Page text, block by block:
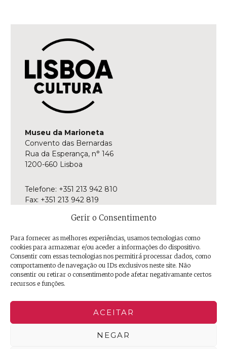
Gerir o Consentimento
Para fornecer as melhores experiências, usamos tecnologias como
cookies para armazenar e/ou aceder a informações do dispositivo.
Consentir com essas tecnologias nos permitirá processar dados, como
comportamento de navegação ou IDs exclusivos neste site. Não
consentir ou retirar o consentimento pode afetar negativamante certos
recursos e funções.
ACEITAR
NEGAR
Museu da Marioneta
Convento das Bernardas
Rua da Esperança, n° 146
1200-660 Lisboa
Telefone: +351 213 942 810
Fax: +351 213 942 819
Aberto de terça-feira a domingo
Das 10h às 18h
Última entrada às 17h30
Facebook
Twitter YouTube
Issuu